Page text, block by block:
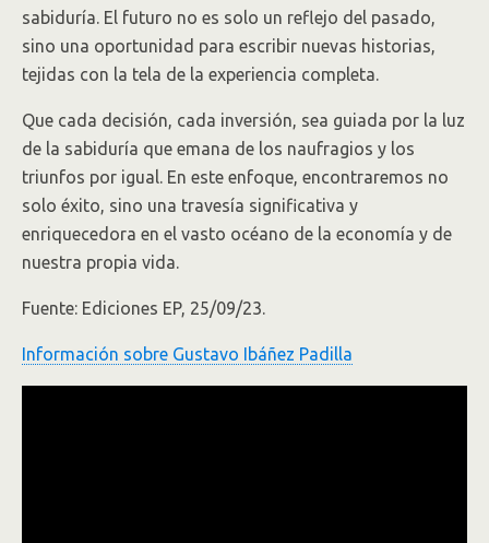
sabiduría. El futuro no es solo un reflejo del pasado,
sino una oportunidad para escribir nuevas historias,
tejidas con la tela de la experiencia completa.
Que cada decisión, cada inversión, sea guiada por la luz
de la sabiduría que emana de los naufragios y los
triunfos por igual. En este enfoque, encontraremos no
solo éxito, sino una travesía significativa y
enriquecedora en el vasto océano de la economía y de
nuestra propia vida.
Fuente: Ediciones EP, 25/09/23.
Información sobre Gustavo Ibáñez Padilla